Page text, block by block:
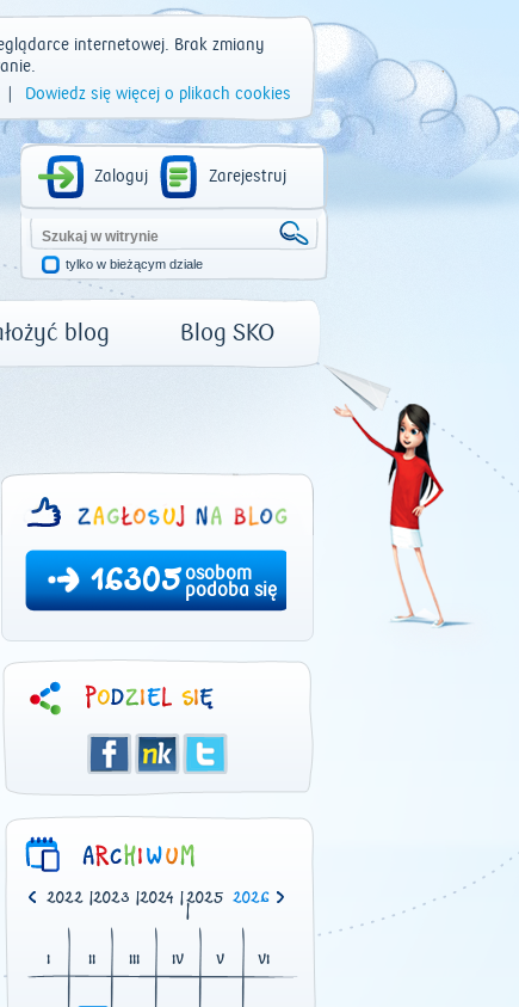
internetowej. Brak zmiany
Dowiedz się więcej o plikach cookies
Zaloguj Zarejestruj
tylko w bieżącym dziale
blog Blog SKO
16305osobom
podoba się
2021| 2022|2023 |2024 |2025
|
2026
I II III IV V VI